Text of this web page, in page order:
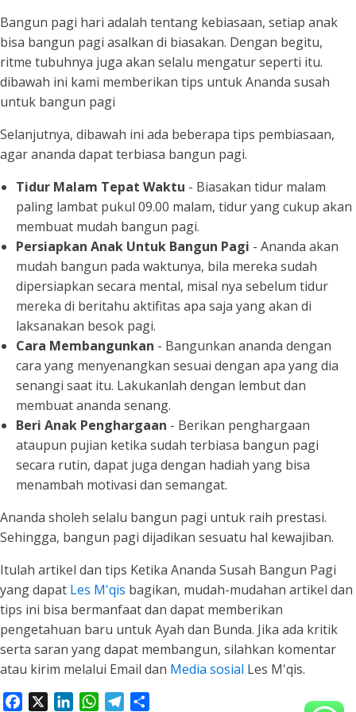
Bangun pagi hari adalah tentang kebiasaan, setiap anak
bisa bangun pagi asalkan di biasakan. Dengan begitu,
ritme tubuhnya juga akan selalu mengatur seperti itu.
dibawah ini kami memberikan tips untuk Ananda susah
untuk bangun pagi
Selanjutnya, dibawah ini ada beberapa tips pembiasaan,
agar ananda dapat terbiasa bangun pagi.
Tidur Malam Tepat Waktu - Biasakan tidur malam
paling lambat pukul 09.00 malam, tidur yang cukup akan
membuat mudah bangun pagi.
Persiapkan Anak Untuk Bangun Pagi - Ananda akan
mudah bangun pada waktunya, bila mereka sudah
dipersiapkan secara mental, misal nya sebelum tidur
mereka di beritahu aktifitas apa saja yang akan di
laksanakan besok pagi.
Cara Membangunkan - Bangunkan ananda dengan
cara yang menyenangkan sesuai dengan apa yang dia
senangi saat itu. Lakukanlah dengan lembut dan
membuat ananda senang.
Beri Anak Penghargaan - Berikan penghargaan
ataupun pujian ketika sudah terbiasa bangun pagi
secara rutin, dapat juga dengan hadiah yang bisa
menambah motivasi dan semangat.
Ananda sholeh selalu bangun pagi untuk raih prestasi.
Sehingga, bangun pagi dijadikan sesuatu hal kewajiban.
Itulah artikel dan tips Ketika Ananda Susah Bangun Pagi
yang dapat Les M'qis bagikan, mudah-mudahan artikel dan
tips ini bisa bermanfaat dan dapat memberikan
pengetahuan baru untuk Ayah dan Bunda. Jika ada kritik
serta saran yang dapat membangun, silahkan komentar
atau kirim melalui Email dan Media sosial Les M'qis.
Facebook
LinkedInWhatsAppTelegram